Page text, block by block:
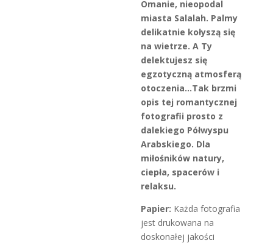
Omanie, nieopodal
miasta Salalah. Palmy
delikatnie kołyszą się
na wietrze. A Ty
delektujesz się
egzotyczną atmosferą
otoczenia…Tak brzmi
opis tej romantycznej
fotografii prosto z
dalekiego Półwyspu
Arabskiego. Dla
miłośników natury,
ciepła, spacerów i
relaksu.
Papier: Każda fotografia
jest drukowana na
doskonałej jakości